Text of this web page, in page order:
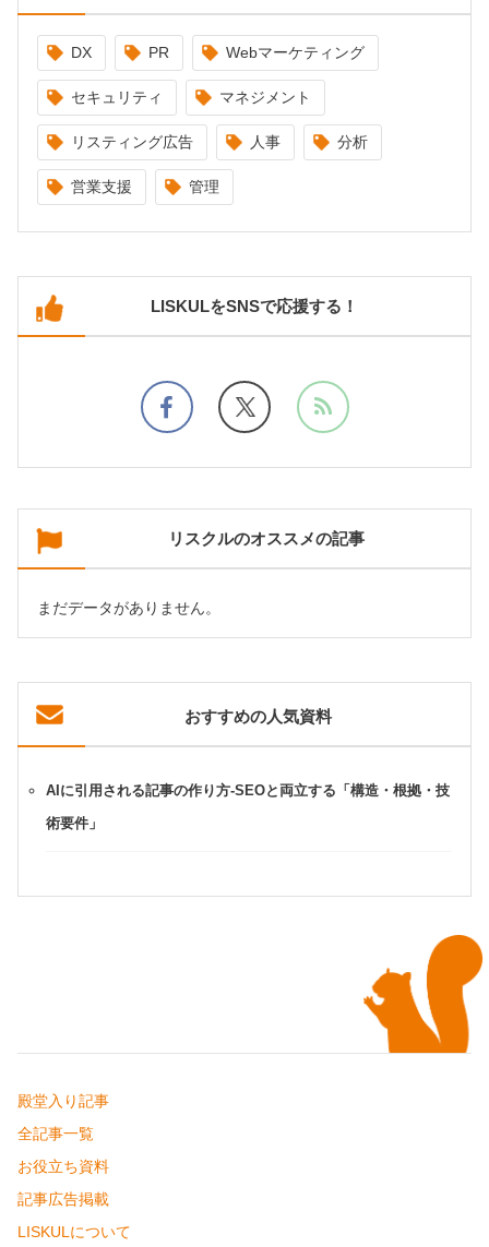
DX PR Webマーケティング
セキュリティ マネジメント
リスティング広告 人事 分析
営業支援 管理
LISKULをSNSで応援する！
リスクルのオススメの記事
まだデータがありません。
おすすめの人気資料
AIに引用される記事の作り方-SEOと両立する「構造・根拠・技
術要件」
殿堂入り記事
全記事一覧
お役立ち資料
記事広告掲載
LISKULについて